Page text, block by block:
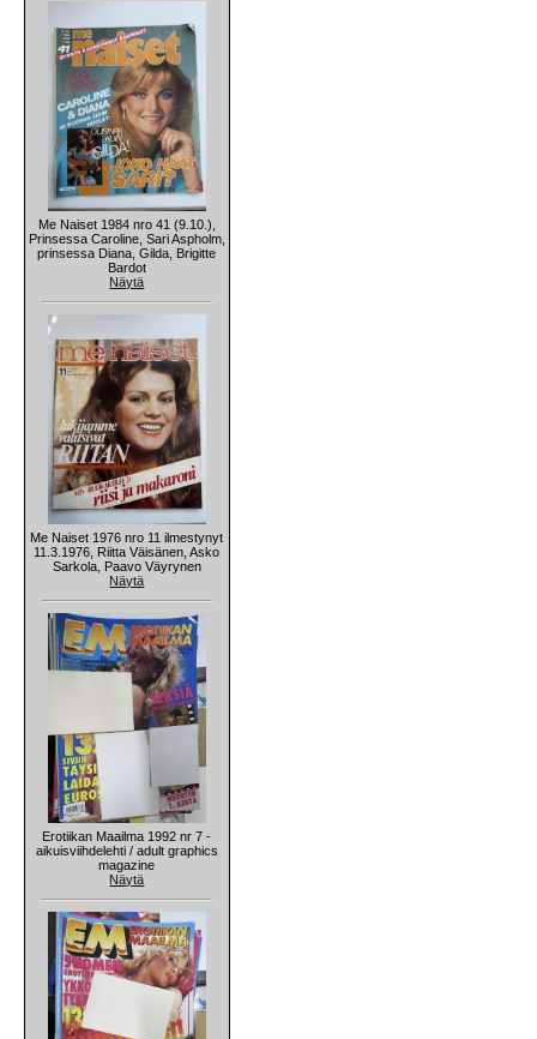
Me Naiset 1984 nro 41 (9.10.),
Prinsessa Caroline, Sari Aspholm,
prinsessa Diana, Gilda, Brigitte
Bardot
Näytä
Me Naiset 1976 nro 11 ilmestynyt
11.3.1976, Riitta Väisänen, Asko
Sarkola, Paavo Väyrynen
Näytä
Erotiikan Maailma 1992 nr 7 -
aikuisviihdelehti / adult graphics
magazine
Näytä